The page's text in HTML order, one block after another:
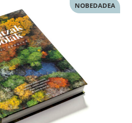
NOBEDADEA